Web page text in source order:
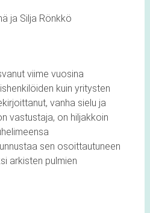
ja Silja Rönkkö
viime vuosina
kuin yritysten
vanha sielu ja
vastustaja, on hiljakkoin
sen osoittautuneen
arkisten pulmien